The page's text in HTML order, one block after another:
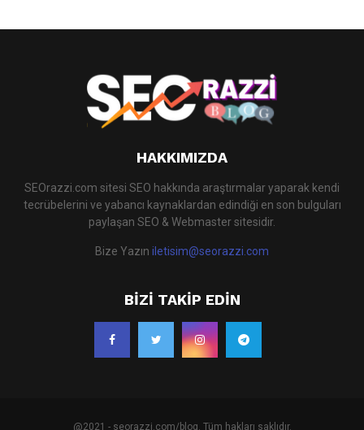
HAKKIMIZDA
SEOrazzi.com sitesi SEO hakkında araştırmalar yaparak kendi
tecrübelerini ve yabancı kaynaklardan edindiği en son bulguları
paylaşan SEO & Webmaster sitesidir.
Bize Yazın iletisim@seorazzi.com
BIZI TAKIP EDIN
@2021 - seorazzi.com/blog. Tüm hakları saklıdır.